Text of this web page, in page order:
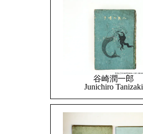
谷崎潤一郎
Junichiro Tanizaki